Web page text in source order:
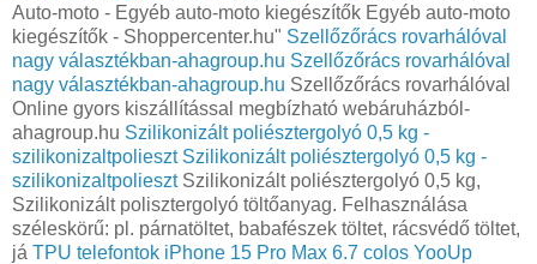
Auto-moto - Egyéb auto-moto kiegészítők Egyéb auto-moto
kiegészítők - Shoppercenter.hu" Szellőzőrács rovarhálóval
nagy választékban-ahagroup.hu Szellőzőrács rovarhálóval
nagy választékban-ahagroup.hu Szellőzőrács rovarhálóval
Online gyors kiszállítással megbízható webáruházból-
ahagroup.hu Szilikonizált poliésztergolyó 0,5 kg -
szilikonizaltpolieszt Szilikonizált poliésztergolyó 0,5 kg -
szilikonizaltpoliesztSzilikonizált poliésztergolyó 0,5 kg,
Szilikonizált polisztergolyó töltőanyag. Felhasználása
széleskörű: pl. párnatöltet, babafészek töltet, rácsvédő töltet,
já TPU telefontok iPhone 15 Pro Max 6.7 colos YooUp